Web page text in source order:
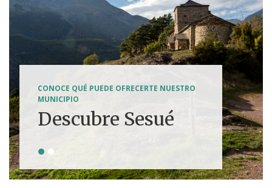
CONOCE QUÉ PUEDE OFRECERTE NUESTRO
MUNICIPIO
Descubre Sesué
Tierra de
aventuras